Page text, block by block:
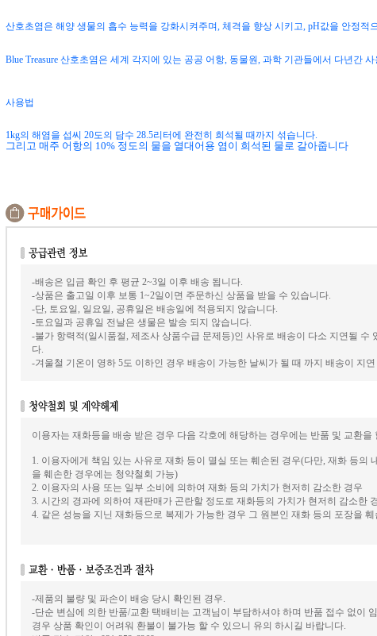
산호초염은 해양 생물의 흡수 능력을 강화시켜주며, 체격을 향상 시키고, pH값을 안정적
Blue Treasure 산호초염은 세계 각지에 있는 공공 어항, 동물원 과학 기관들에서 다년간
사용법
1kg의 해염을 섭씨 20도의 담수 28.5리터에 완전히 희석될 때까지 섞습니다.
그리고 매주 어항의 10% 정도의 물을 열대어용 염이 희석된 물로 갈아줍니다
-배송은 입금 확인 후 평균 2~3일 이후 배송 됩니다.
-상품은 출고일 이후 보통 1~2일이면 주문하신 상품을 받을 수 있습니다.
-단, 토요일, 일요일, 공휴일은 배송일에 적용되지 않습니다.
-토요일과 공휴일 전날은 생물은 발송 되지 않습니다.
-불가 항력적(일시품절, 제조사 상품수급 문제등)인 사유로 배송이 다소 지연될 수
다.
-겨울철 기온이 영하 5도 이하인 경우 배송이 가능한 날씨가 될 때 까지 배송이 지
이용자는 재화등을 배송 받은 경우 다음 각호에 해당하는 경우에는 반품 및 교환을
1. 이용자에게 책임 있는 사유로 재화 등이 멸실 또는 훼손된 경우(다만, 재화 등의
을 훼손한 경우에는 청약철회 가능)
2. 이용자의 사용 또는 일부 소비에 의하여 재화 등의 가치가 현저히 감소한 경우
3. 시간의 경과에 의하여 재판매가 곤란할 정도로 재화등의 가치가 현저히 감소한
4. 같은 성능을 지닌 재화등으로 복제가 가능한 경우 그 원본인 재화 등의 포장을 훼
-제품의 불량 및 파손이 배송 당시 확인된 경우.
-단순 변심에 의한 반품/교환 택배비는 고객님이 부담하셔야 하며 반품 접수 없이
경우 상품 확인이 어려워 환불이 불가능 할 수 있으니 유의 하시길 바랍니다.